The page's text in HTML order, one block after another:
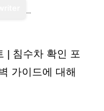
| 침수차 확인 포
가이드에 대해